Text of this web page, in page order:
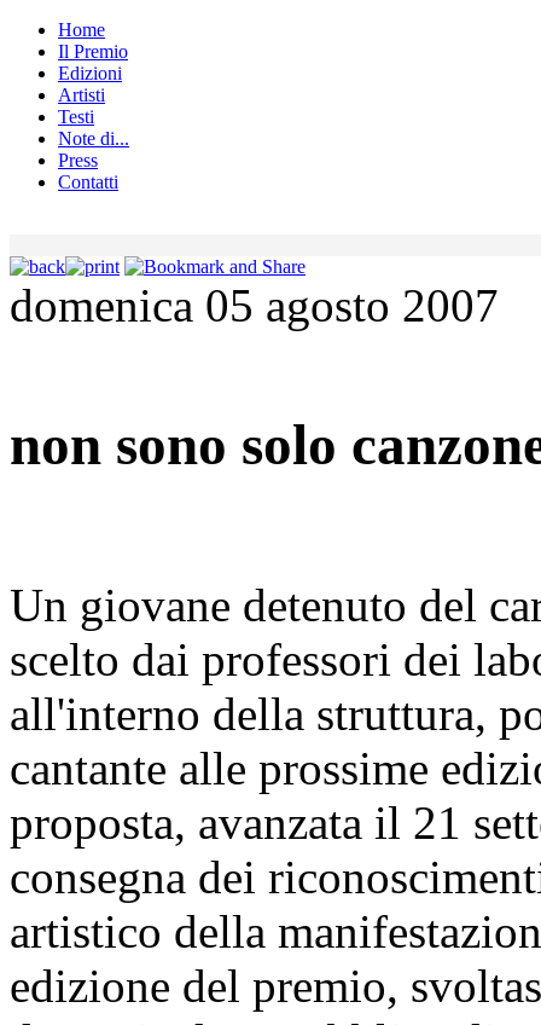
Home
Il Premio
Edizioni
Artisti
Testi
Note di...
Press
Contatti
domenica 05 agosto 2007
non sono solo
Un giovane detenuto del
scelto dai professori dei
all'interno della struttura,
cantante alle prossime
proposta, avanzata il 21
consegna dei
artistico della
edizione del premio,